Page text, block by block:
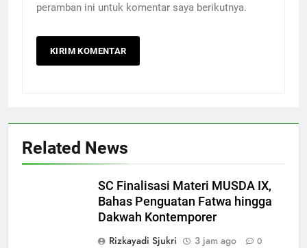
peramban ini untuk komentar saya berikutnya.
Related News
SC Finalisasi Materi MUSDA IX,
Bahas Penguatan Fatwa hingga
Dakwah Kontemporer
Rizkayadi Sjukri
3 jam ago 0